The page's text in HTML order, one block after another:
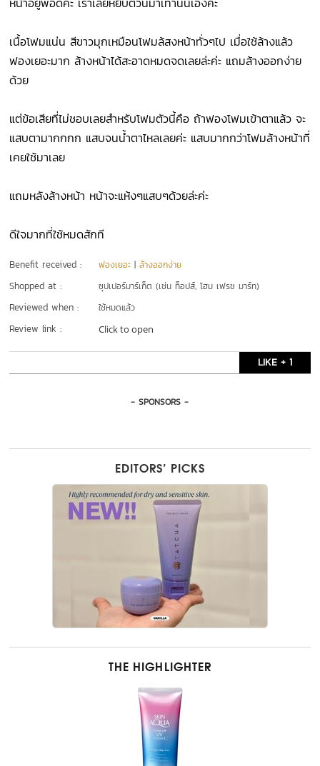
เนื้อโฟมแน่น สีขาวมุกเหมือนโฟมล้สงหน้าทั่วๆไป เมื่อใช้ล้างแล้ว
ฟองเยอะมาก ล้างหน้าได้สะอาดหมดจดเลยล่ะค่ะ แถมล้างออกง่าย
ด้วย
แต่ข้อเสียที่ไม่ชอบเลยสำหรับโฟมตัวนี้คือ ถ้าฟองโฟมเข้าตาแล้ว จะ
แสบตามากกกก แสบจนน้ำตาไหลเลยค่ะ แสบมากกว่าโฟมล้างหน้าที่
เคยใช้มาเลย
แถมหลังล้างหน้า หน้าจะแห้งๆแสบๆด้วยล่ะค่ะ
ดีใจมากที่ใช้หมดสักที
Benefit received : ฟองเยอะ |ล้างออกง่าย
Shopped at : ซุปเปอร์มาร์เก็ต (เช่น ท็อปส์, โฮม เฟรช มาร์ท)
Reviewed when : ใช้หมดแล้ว
Review link : Click to open
LIKE + 1
- SPONSORS -
EDITORS’ PICKS
THE HIGHLIGHTER